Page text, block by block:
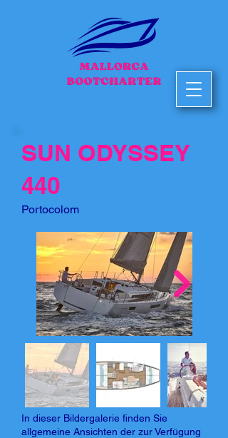
SUN ODYSSEY
440
Portocolom
In dieser Bildergalerie finden Sie
allgemeine Ansichten der zur Verfügung